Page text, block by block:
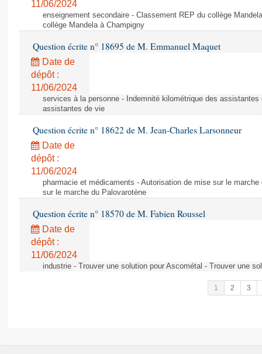
11/06/2024
enseignement secondaire - Classement REP du collège
collège Mandela à Champigny
Question écrite n° 18695 de M. Emmanuel Maquet
Date de
dépôt :
11/06/2024
services à la personne - Indemnité kilométrique des
assistantes de vie
Question écrite n° 18622 de M. Jean-Charles Larsonneur
Date de
dépôt :
11/06/2024
pharmacie et médicaments - Autorisation de mise sur le
sur le marche du Palovarotène
Question écrite n° 18570 de M. Fabien Roussel
Date de
dépôt :
11/06/2024
industrie - Trouver une solution pour Ascométal - Trouver une
1 2 3